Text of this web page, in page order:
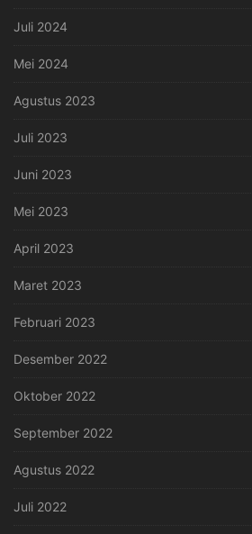
Juli 2024
Mei 2024
Agustus 2023
Juli 2023
Juni 2023
Mei 2023
April 2023
Maret 2023
Februari 2023
Desember 2022
Oktober 2022
September 2022
Agustus 2022
Juli 2022